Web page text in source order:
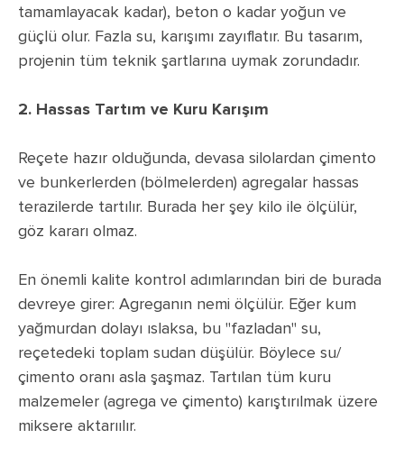
tamamlayacak kadar), beton o kadar yoğun ve
güçlü olur. Fazla su, karışımı zayıflatır. Bu tasarım,
projenin tüm teknik şartlarına uymak zorundadır.
2. Hassas Tartım ve Kuru Karışım
Reçete hazır olduğunda, devasa silolardan çimento
ve bunkerlerden (bölmelerden) agregalar hassas
terazilerde tartılır. Burada her şey kilo ile ölçülür,
göz kararı olmaz.
En önemli kalite kontrol adımlarından biri de burada
devreye girer: Agreganın nemi ölçülür. Eğer kum
yağmurdan dolayı ıslaksa, bu "fazladan" su,
reçetedeki toplam sudan düşülür. Böylece su/
çimento oranı asla şaşmaz. Tartılan tüm kuru
malzemeler (agrega ve çimento) karıştırılmak üzere
miksere aktarıılır.